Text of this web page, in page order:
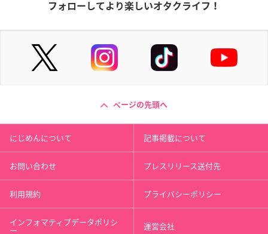
フォローしてより楽しいオタクライフ！
ページの先頭へ
にじめんについて 記事掲載について
お問い合わせ プレスリリース送付先
利用規約 プライバシーポリシー
インフォマティブデータポリシ
ー 運営会社